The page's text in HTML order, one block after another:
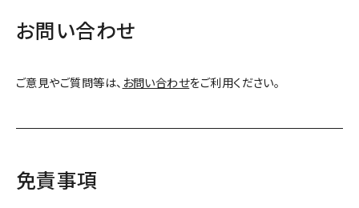
お問い合わせ
ご意見やご質問等は、 お問い合わせをご利用ください。
免責事項